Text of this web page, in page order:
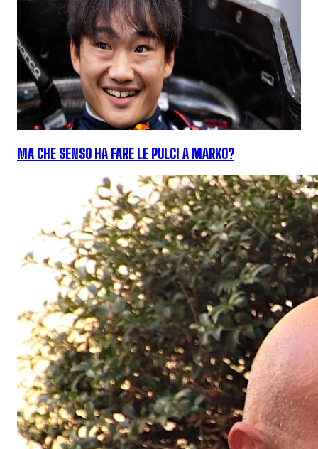
MA CHE SENSO HA FARE LE PULCI A MARKO?